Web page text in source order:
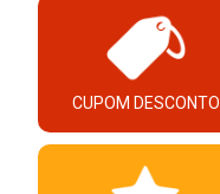
CUPOM DESCONTO